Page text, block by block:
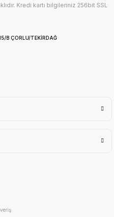
Kredi kartı bilgileriniz 256bit SSL
B ÇORLU/TEKİRDAĞ